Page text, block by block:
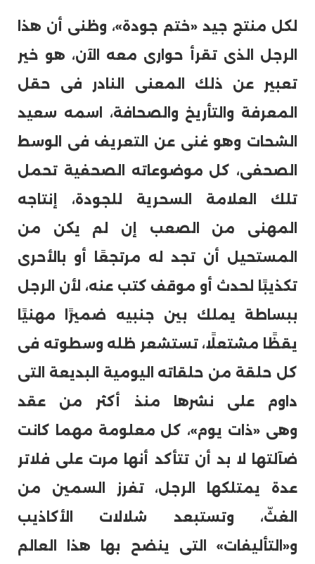
لكل منتج جيد «ختم جودة»، وظنى أن هذا
الرجل الذى تقرأ حوارى معه الآن، هو خير
تعبير عن ذلك المعنى النادر فى حقل
المعرفة والتأريخ والصحافة، اسمه سعيد
الشحات وهو غنى عن التعريف فى الوسط
الصحفى، كل موضوعاته الصحفية تحمل
تلك العلامة السحرية للجودة، إنتاجه
المهنى من الصعب إن لم يكن من
المستحيل أن تجد له مرتجعًا أو بالأحرى
تكذيبًا لحدث أو موقف كتب عنه، لأن الرجل
ببساطة يملك بين جنبيه ضميرًا مهنيًا
يقظًا مشتعلًا، تستشعر ظله وسطوته فى
كل حلقة من حلقاته اليومية البديعة التى
داوم على نشرها منذ أكثر من عقد
وهى «ذات يوم»، كل معلومة مهما كانت
ضآلتها لا بد أن تتأكد أنها مرت على فلاتر
عدة يمتلكها الرجل، تفرز السمين من
الغثّ، وتستبعد شلالات الأكاذيب
و«التأليفات» التى ينضح بها هذا العالم